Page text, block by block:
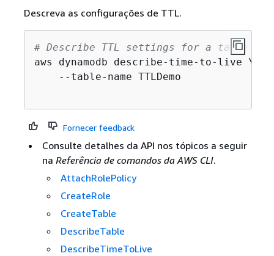
Descreva as configurações de TTL.
# Describe TTL settings for a table
aws dynamodb describe-time-to-live \
    --table-name TTLDemo
Fornecer feedback
Consulte detalhes da API nos tópicos a seguir
na Referência de comandos da AWS CLI.
AttachRolePolicy
CreateRole
CreateTable
DescribeTable
DescribeTimeToLive